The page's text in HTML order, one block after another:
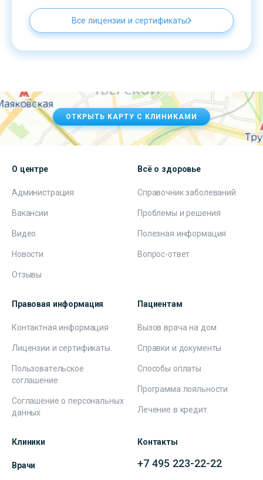
Все лицензии и сертификаты
ОТКРЫТЬ КАРТУ С КЛИНИКАМИ
О центре
Администрация
Вакансии
Видео
Новости
Отзывы
Всё о здоровье
Справочник заболеваний
Проблемы и решения
Полезная информация
Вопрос-ответ
Правовая информация
Контактная информация
Лицензии и сертификаты
Пользовательское
соглашение
Соглашение о персональных
данных
Пациентам
Вызов врача на дом
Справки и документы
Способы оплаты
Программа лояльности
Лечение в кредит
Клиники
Врачи
Контакты
+7 495 223-22-22